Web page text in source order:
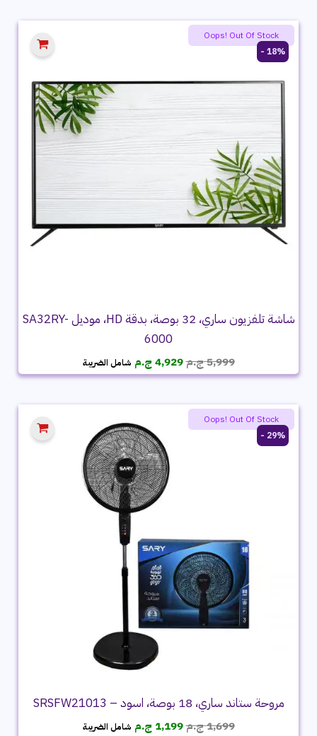
1,255 ج.م.
969 ج.م.
18% -
شاشة تلفزيون ساري، 32 بوصة، بدقة HD، موديل SA32RY-
6000
5,999ج.مالسعر
الأصلي
5,999 ج.م.
4,929 ج.م السعر
الحالي
4,929 ج.م.
شامل الضريبة
Oops! Out Of Stock
29% -
مروحة ستاند ساري، 18 بوصة، اسود – SRSFW21013
1,699ج.مالسعر
1,199 ج.م السعر
شامل الضريبة
Oops! Out Of Stock
Summer product sale